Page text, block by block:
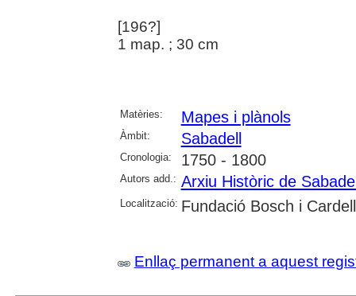
[196?]
1 map. ; 30 cm
Matèries: Mapes i plànols
Àmbit: Sabadell
Cronologia: 1750 - 1800
Autors add.: Arxiu Històric de
Localització: Fundació Bosch i
Enllaç permanent a aquest